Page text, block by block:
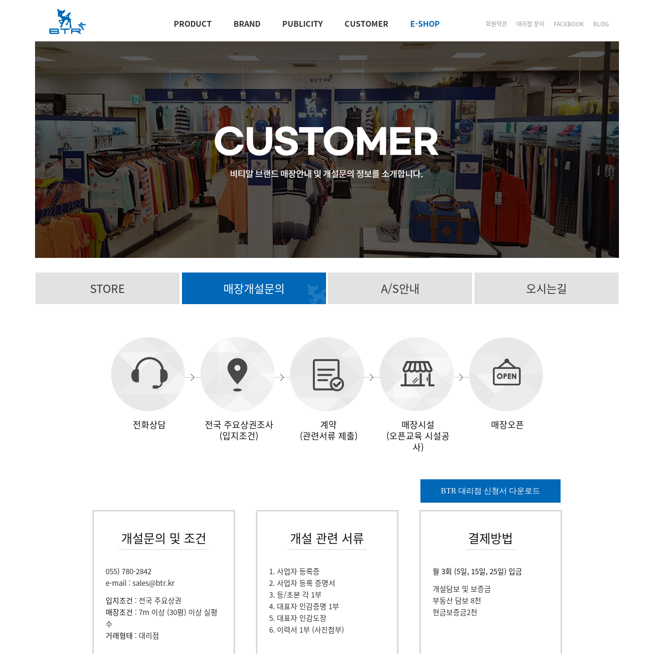
PRODUCT BRAND PUBLICITY CUSTOMER E-SHOP 회원약관 대리점 문의 FACEBOOK BLOG
STORE 매장개설문의 A/S안내 오시는길
전화상담
전국 주요상권조사
(입지조건)
계약
(관련서류 제출)
매장시설
(오픈교육 시설공
사)
매장오픈
BTR 대리점 신청서 다운로드
개설문의 및 조건
055) 780-2842
e-mail : sales@btr.kr
입지조건 : 전국 주요상권
매장조건 : 7m 이상 (30평) 이상 실평
수
거래형태 : 대리점
개설 관련 서류
1. 사업자 등록증
2. 사업자 등록 증명서
3. 등/초본 각 1부
4. 대표자 인감증명 1부
5. 대표자 인감도장
6. 이력서 1부 (사진첨부)
결제방법
월 3회 (5일, 15일, 25일) 입금
개설담보 및 보증금
부동산 담보 8천
현금보증금2천